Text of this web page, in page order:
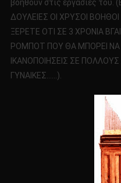
βοηθούν στις εργασίες
ΔΟΥΛΕΙΕΣ ΟΙ ΧΡΥΣΟΙ
ΞΕΡΕΤΕ ΟΤΙ ΣΕ 3 ΧΡΟΝΙΑ
ΡΟΜΠΟΤ ΠΟΥ ΘΑ ΜΠΟΡΕΙ ΝΑ
ΙΚΑΝΟΠΟΙΗΣΕΙΣ ΣΕ
ΓΥΝΑΙΚΕΣ……).